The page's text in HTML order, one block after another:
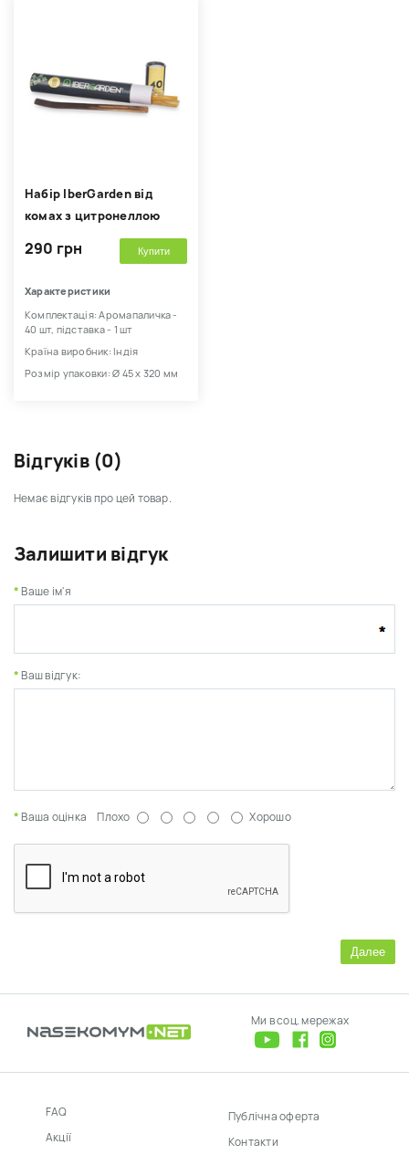
Набір IberGarden від
комах з цитронеллою
290 грн Купити
Характеристики
Комплектація: Аромапаличка -
40 шт, підставка - 1 шт
Країна виробник: Індія
Розмір упаковки: Ø 45 х 320 мм
Відгуків (0)
Немає відгуків про цей товар.
Залишити відгук
Ваше ім'я
Ваш відгук:
Ваша оцінка Плохо Хорошо
Далее
Ми в соц. мережах
FAQ
Акції
Публічна оферта
Контакти